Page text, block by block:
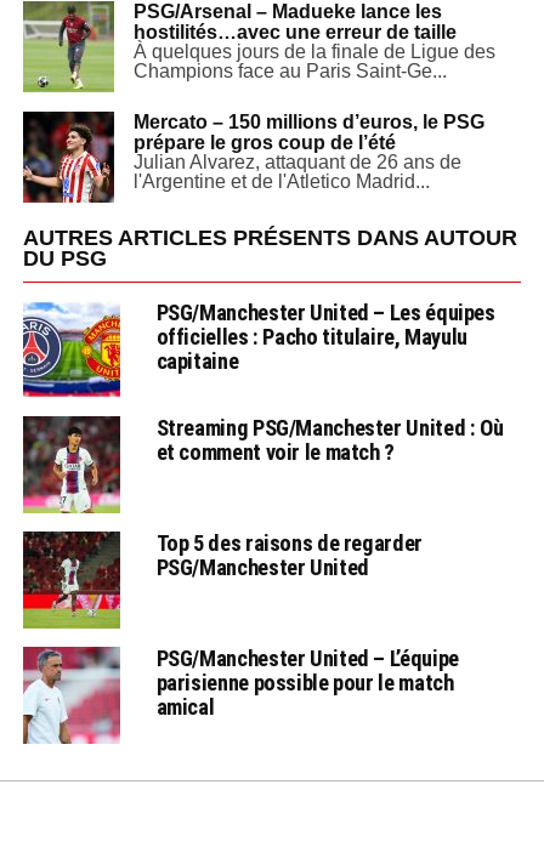
PSG/Arsenal – Madueke lance les
hostilités…avec une erreur de taille
À quelques jours de la finale de Ligue des
Champions face au Paris Saint-Ge...
Mercato – 150 millions d’euros, le PSG
prépare le gros coup de l’été
Julian Alvarez, attaquant de 26 ans de
l'Argentine et de l'Atletico Madrid...
AUTRES ARTICLES PRÉSENTS DANS AUTOUR
DU PSG
PSG/Manchester United – Les équipes
officielles : Pacho titulaire, Mayulu
capitaine
Streaming PSG/Manchester United : Où
et comment voir le match ?
Top 5 des raisons de regarder
PSG/Manchester United
PSG/Manchester United – L’équipe
parisienne possible pour le match
amical